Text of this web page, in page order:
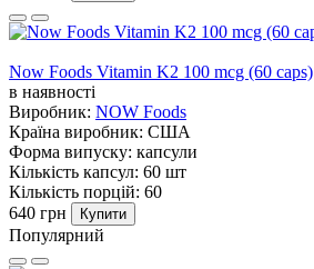
Now Foods Vitamin K2 100 mcg (60 caps)
в наявності
Виробник: NOW Foods
Країна виробник: США
Форма випуску: капсули
Кількість капсул: 60 шт
Кількість порцій: 60
640 грн
Купити
Популярний